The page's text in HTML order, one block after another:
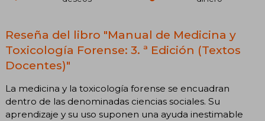
Reseña del libro "Manual de Medicina y
Toxicología Forense: 3. ª Edición (Textos
Docentes)"
La medicina y la toxicología forense se encuadran
dentro de las denominadas ciencias sociales. Su
aprendizaje y su uso suponen una ayuda inestimable